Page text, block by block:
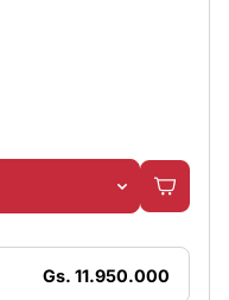
Gs. 11.950.000